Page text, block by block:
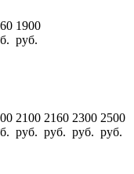
1900
руб.
2100
руб.
2160
руб.
2300
руб.
2500
руб.